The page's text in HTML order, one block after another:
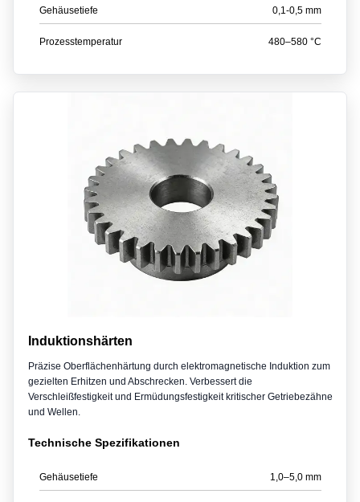
Gehäusetiefe 0,1-0,5 mm
Prozesstemperatur 480–580 °C
Induktionshärten
Präzise Oberflächenhärtung durch elektromagnetische Induktion zum
gezielten Erhitzen und Abschrecken. Verbessert die
Verschleißfestigkeit und Ermüdungsfestigkeit kritischer Getriebezähne
und Wellen.
Technische Spezifikationen
Gehäusetiefe 1,0–5,0 mm